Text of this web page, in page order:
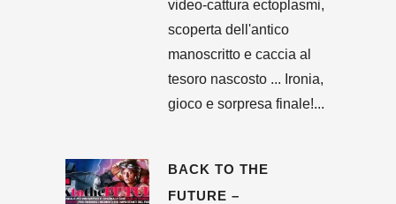
video-cattura ectoplasmi,
scoperta dell'antico
manoscritto e caccia al
tesoro nascosto ... Ironia,
gioco e sorpresa finale!...
BACK TO THE
FUTURE –